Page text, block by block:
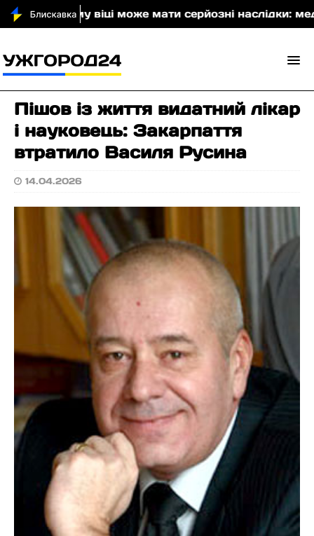
літньому віці може мати серйозні наслідки:
Пішов із життя видатний лікар
і науковець: Закарпаття
втратило Василя Русина
14.04.2026